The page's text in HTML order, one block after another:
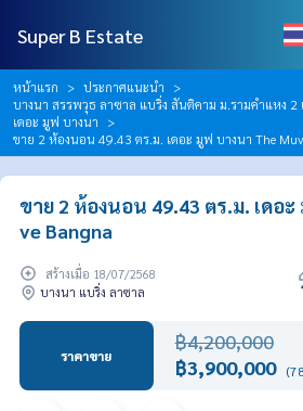
Super B Estate
หน้าแรก
ประกาศแนะนำ
บางนา สรรพวุธ ลาซาล แบริ่ง สันติคาม ม.รามคำแหง 2
เดอะ มูฟ บางนา
ขาย 2 ห้องนอน 49.43 ตร.ม. เดอะ มูฟ บางนา The
ขาย 2 ห้องนอน 49.43 ตร.ม. เดอ
ve Bangna
สร้างเมื่อ 18/07/2568
บางนา แบริ่ง ลาซาล
ราคาขาย
฿4,200,000
฿3,900,000